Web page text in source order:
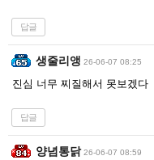
답글
생줄리앵 26-06-07 08:25
진심 너무 찌질해서 못보겠다
답글
양념통닭 26-06-07 08:59